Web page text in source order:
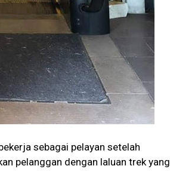
sebagai pelayan setelah
pelanggan dengan laluan trek yang